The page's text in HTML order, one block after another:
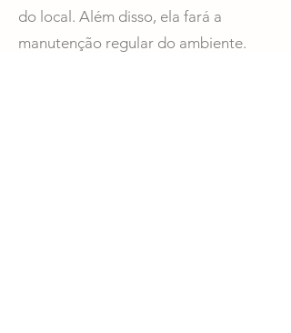
do local. Além disso, ela fará a
manutenção regular do ambiente.